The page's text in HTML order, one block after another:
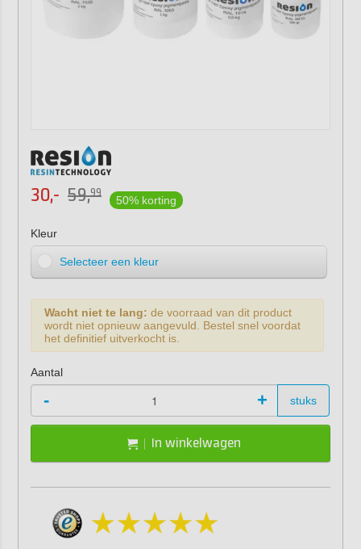
30,- 59,99
50% korting
Kleur
Selecteer een kleur
Wacht niet te lang: de voorraad van dit product
wordt niet opnieuw aangevuld. Bestel snel voordat
het definitief uitverkocht is.
Aantal
- + stuks
In winkelwagen